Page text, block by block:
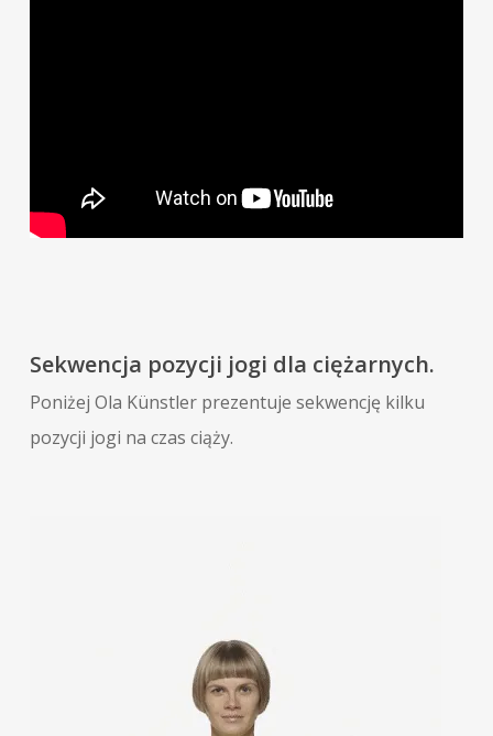
Sekwencja pozycji jogi dla ciężarnych.
Poniżej Ola Künstler prezentuje sekwencję kilku
pozycji jogi na czas ciąży.